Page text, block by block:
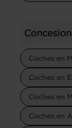
Coches en
Coches en
Coches en
Coches en